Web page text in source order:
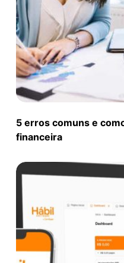
5 erros comuns e
financeira